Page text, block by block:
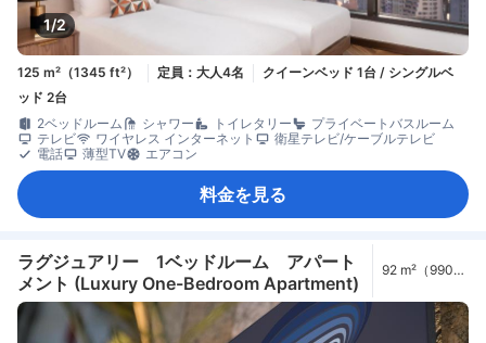
1/2
125 m²（1345 ft²） 定員：大人4名
クイーンベッド 1台 / シングルベ
ッド 2台
2ベッドルーム
シャワー トイレタリー
プライベートバスルーム
テレビ
ワイヤレス インターネット
衛星テレビ/ケーブルテレビ
電話
薄型TV エアコン
料金を見る
ラグジュアリー 1ベッドルーム アパート
メント (Luxury One-Bedroom Apartment)
92 m²（990